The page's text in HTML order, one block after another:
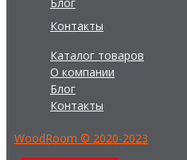
Контакты
Каталог товаров
О компании
Блог
Контакты
WoodRoom © 2020-2023